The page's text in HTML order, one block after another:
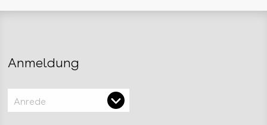
Anmeldung
Anrede